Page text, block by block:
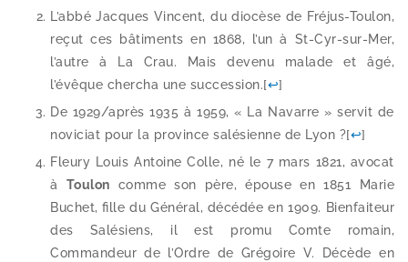
L’abbé Jacques Vincent, du dio­cèse de Fréjus-​Toulon,
reçut ces bâti­ments en 1868, l’un à St-​Cyr-​sur-​Mer,
l’autre à La Crau. Mais deve­nu malade et âgé,
l’évêque cher­cha une suc­ces­sion.[↩]
De 1929/​après 1935 à 1959, « La Navarre » ser­vit de
novi­ciat pour la pro­vince salé­sienne de Lyon ?[↩]
Fleury Louis Antoine Colle, né le 7 mars 1821, avo­cat
à Toulon comme son père, épouse en 1851 Marie
Buchet, fille du Général, décé­dée en 1909. Bienfaiteur
des Salésiens, il est pro­mu Comte romain,
Commandeur de l’Ordre de Grégoire V. Décède en